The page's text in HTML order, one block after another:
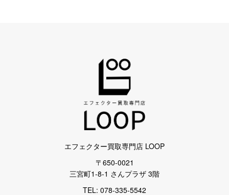
エフェクター買取専門店 LOOP
〒650-0021
三宮町1-8-1 さんプラザ 3階
TEL: 078-335-5542